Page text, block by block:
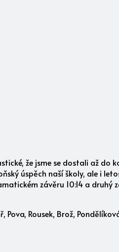
že jsme se dostali až do
úspěch naší školy, ale i
závěru 10:14 a druhý
Rousek, Brož,